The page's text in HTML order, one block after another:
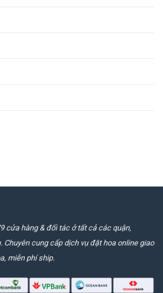
cửa hàng & đối tác ở tất cả các quận,
Chuyên cung cấp dịch vụ đặt hoa online giao
miễn phí ship.